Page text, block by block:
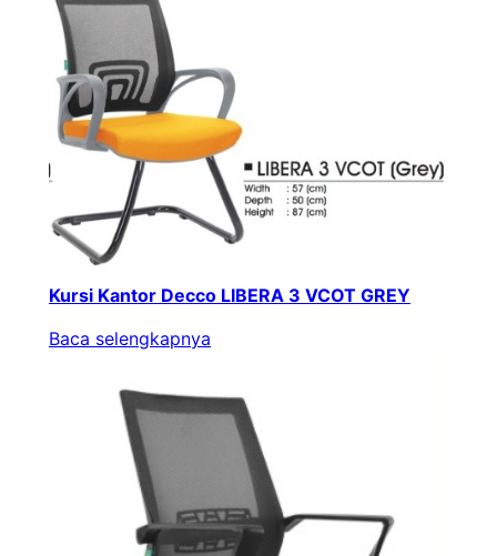
Kursi Kantor Decco LIBERA 3 VCOT GREY
Baca selengkapnya